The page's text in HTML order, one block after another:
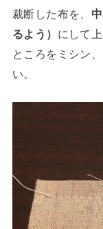
裁断した布を、
るよう） にして
ところをミシン
い。